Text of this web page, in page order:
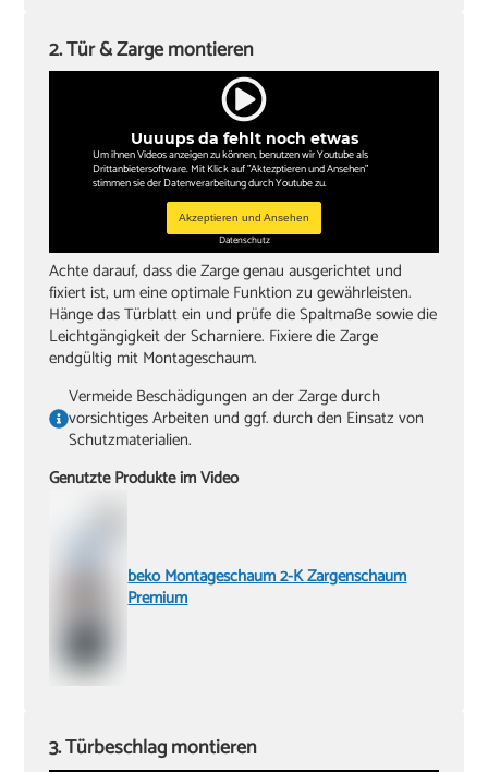
Uuuups da fehlt noch etwas
Um ihnen Videos anzeigen zu können, benutzen wir Youtube als
Drittanbietersoftware. Mit Klick auf "Aktezptieren und Ansehen"
stimmen sie der Datenverarbeitung durch Youtube zu.
Akzeptieren und Ansehen
Datenschutz
2. Tür & Zarge montieren
Achte darauf, dass die Zarge genau ausgerichtet und
fixiert ist, um eine optimale Funktion zu gewährleisten.
Hänge das Türblatt ein und prüfe die Spaltmaße sowie die
Leichtgängigkeit der Scharniere. Fixiere die Zarge
endgültig mit Montageschaum.
Vermeide Beschädigungen an der Zarge durch
vorsichtiges Arbeiten und ggf. durch den Einsatz von
Schutzmaterialien.
Genutzte Produkte im Video
beko Montageschaum 2-K Zargenschaum
Premium
3. Türbeschlag montieren